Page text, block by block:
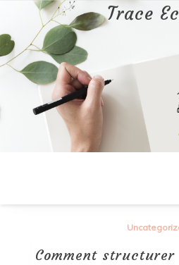
contenu
Trace
Comment